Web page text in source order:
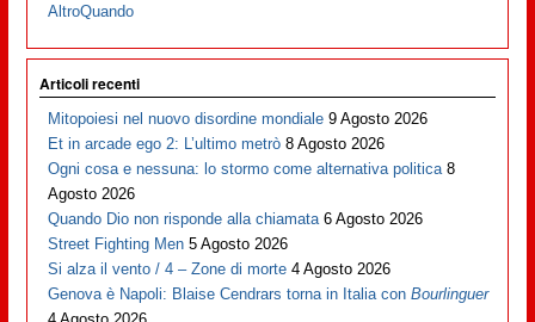
AltroQuando
Articoli recenti
Mitopoiesi nel nuovo disordine mondiale 9 Agosto 2026
Et in arcade ego 2: L’ultimo metrò 8 Agosto 2026
Ogni cosa e nessuna: lo stormo come alternativa politica 8
Agosto 2026
Quando Dio non risponde alla chiamata 6 Agosto 2026
Street Fighting Men 5 Agosto 2026
Si alza il vento / 4 – Zone di morte 4 Agosto 2026
Genova è Napoli: Blaise Cendrars torna in Italia conBourlinguer